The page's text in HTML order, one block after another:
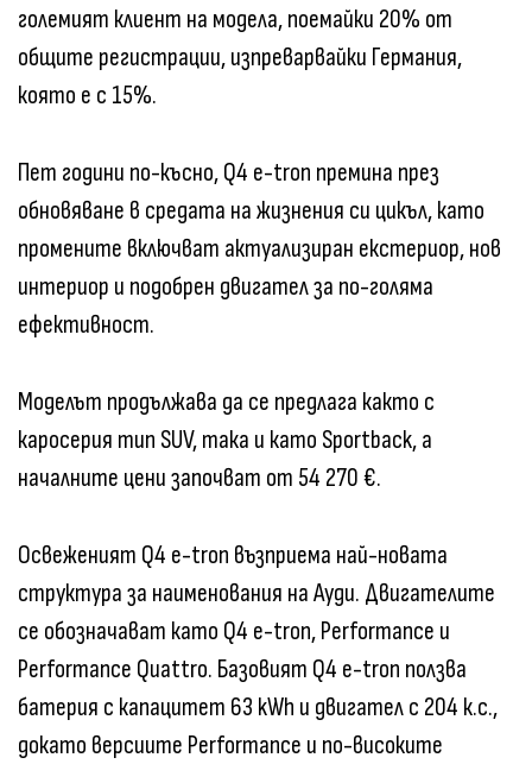
големият клиент на модела, поемайки 20% от
общите регистрации, изпреварвайки Германия,
която е с 15%.
Пет години по-късно, Q4 e-tron премина през
обновяване в средата на жизнения си цикъл, като
промените включват актуализиран екстериор, нов
интериор и подобрен двигател за по-голяма
ефективност.
Моделът продължава да се предлага както с
каросерия тип SUV, така и като Sportback, а
началните цени започват от 54 270 €.
Освеженият Q4 e-tron възприема най-новата
структура за наименования на Ауди. Двигателите
се обозначават като Q4 e-tron, Performance и
Performance Quattro. Базовият Q4 e-tron ползва
батерия с капацитет 63 kWh и двигател с 204 к.с.,
докато версиите Performance и по-високите